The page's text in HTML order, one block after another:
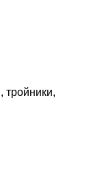
тройники,